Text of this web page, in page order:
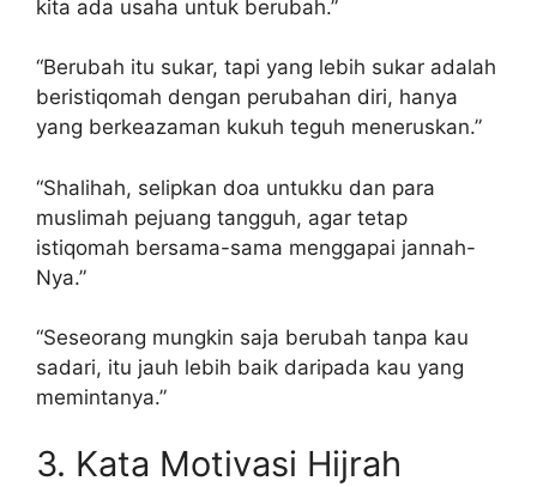
kita ada usaha untuk berubah.”
“Berubah itu sukar, tapi yang lebih sukar adalah
beristiqomah dengan perubahan diri, hanya
yang berkeazaman kukuh teguh meneruskan.”
“Shalihah, selipkan doa untukku dan para
muslimah pejuang tangguh, agar tetap
istiqomah bersama-sama menggapai jannah-
Nya.”
“Seseorang mungkin saja berubah tanpa kau
sadari, itu jauh lebih baik daripada kau yang
memintanya.”
3. Kata Motivasi Hijrah